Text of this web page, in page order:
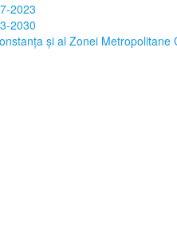
2023
2030
și al Zonei Metropolitane